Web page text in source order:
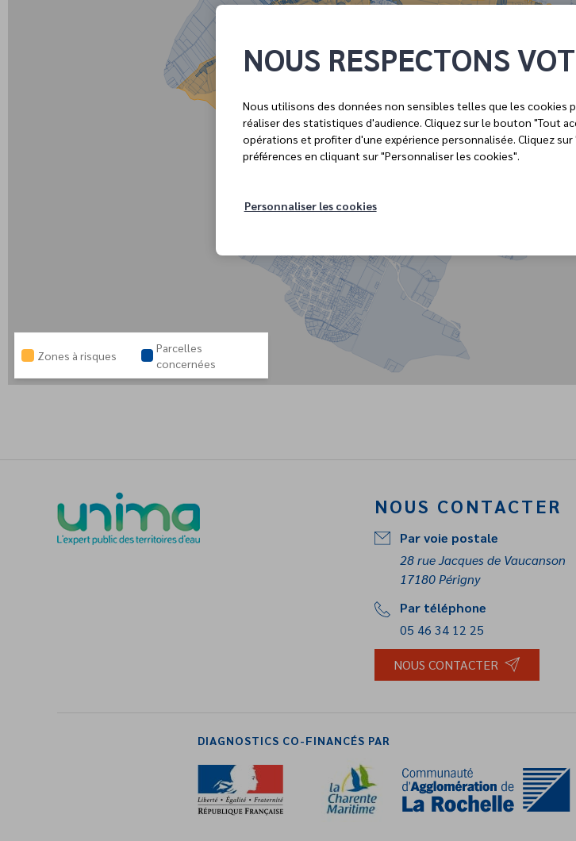
Zones à risques
Parcelles
concernées
NOUS CONTACTER
Par voie postale
28 rue Jacques de Vaucanson
17180 Périgny
Par téléphone
05 46 34 12 25
NOUS CONTACTER
DIAGNOSTICS CO-FINANCÉS PAR
NOUS RESPECTONS
Nous utilisons des données non sensibles telles que les cookies
réaliser des statistiques d'audience. Cliquez sur le bouton "Tout
opérations et profiter d'une expérience personnalisée. Cliquez
préférences en cliquant sur "Personnaliser les cookies".
Personnaliser les cookies